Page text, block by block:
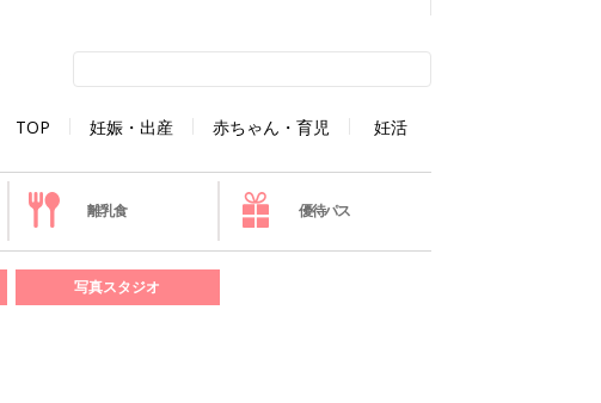
TOP 妊娠・出産 赤ちゃん・育児 妊活
離乳食 優待パス
写真スタジオ